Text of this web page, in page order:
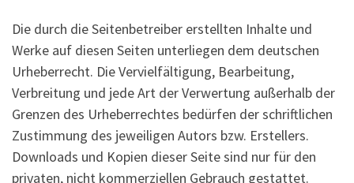
Die durch die Seitenbetreiber erstellten Inhalte und
Werke auf diesen Seiten unterliegen dem deutschen
Urheberrecht. Die Vervielfältigung, Bearbeitung,
Verbreitung und jede Art der Verwertung außerhalb der
Grenzen des Urheberrechtes bedürfen der schriftlichen
Zustimmung des jeweiligen Autors bzw. Erstellers.
Downloads und Kopien dieser Seite sind nur für den
privaten, nicht kommerziellen Gebrauch gestattet.